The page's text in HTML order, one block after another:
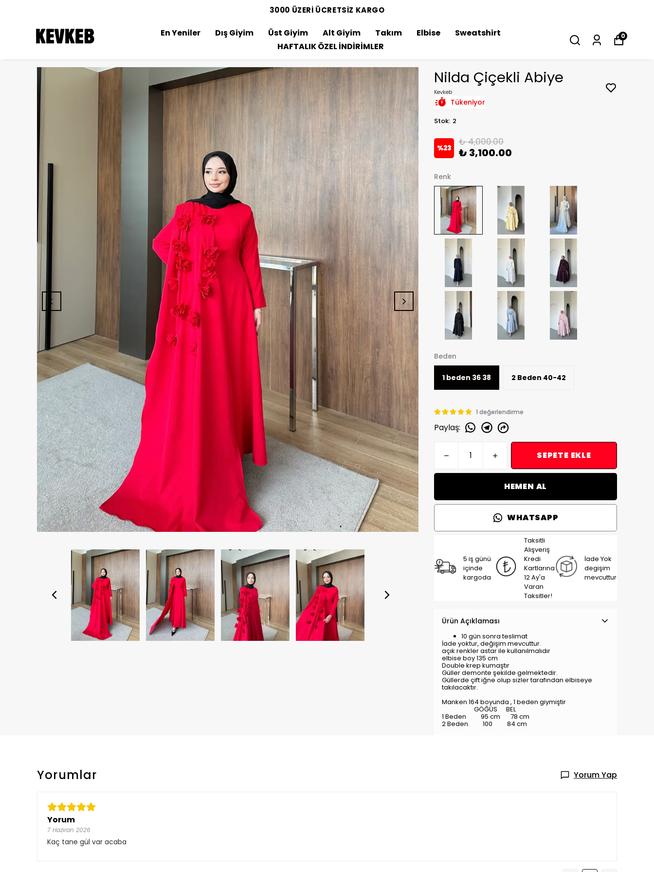
3000 ÜZERİ ÜCRETSİZ KARGO
En Yeniler Dış Giyim Üst Giyim Alt Giyim Takım Elbise
Sweatshirt
HAFTALIK ÖZEL İNDİRİMLER
0
Nilda Çiçekli Abiye
Kevkeb
Tükeniyor
Stok: 2
%23
₺ 4,000.00
₺ 3,100.00
Renk
Beden
1 beden 36 38 2 Beden 40-42
1 değerlendirme
Paylaş:
SEPETE EKLE
HEMEN AL
WHATSAPP
5 iş günü
içinde
kargoda
Taksitli
Alışveriş
Kredi
Kartlarına
12 Ay'a
Varan
Taksitler!
İade Yok
degişim
mevcuttur
Ürün Açıklaması
10 gün sonra teslimat
İade yoktur, değişim mevcuttur.
açık renkler astar ile kullanılmalıdır
elbise boy 135 cm
Double krep kumaştır
Güller demonte şekilde gelmektedir.
Güllerde çift iğne olup sizler tarafından elbiseye
takılacaktır.
Manken 164 boyunda , 1 beden giymiştir
GÖĞÜS BEL
1 Beden 95 cm 78 cm
2 Beden. 100 84 cm
Yorumlar Yorum Yap
Yorum
7 Haziran 2026
Kaç tane gül var acaba